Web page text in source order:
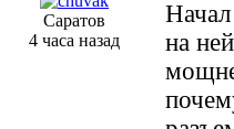
Саратов
4 часа назад
на